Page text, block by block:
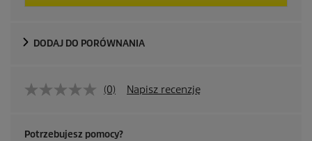
DODAJ DO PORÓWNANIA
(0) Napisz recenzję
Potrzebujesz pomocy?